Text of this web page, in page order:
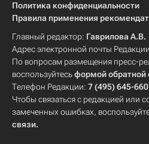
Политика конфиденциальности
Правила применения
Главный редактор: Гаврилова А.В.
Адрес электронной почты
По вопросам размещения пресс-
воспользуйтесьформой обратной
Телефон Редакции: 7 (495) 645-
Чтобы связаться с редакцией или
замеченных ошибках,
связи.